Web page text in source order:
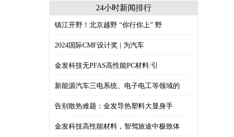
24小时新闻排行
镇江开野！北京越野 “你行你上” 野
2024国际CMF设计奖 | 为汽车
金发科技无PFAS高性能PC材料:引
新能源汽车三电系统、电子电工等领域的
告别散热难题：金发导热塑料大显身手
金发科技高性能材料，智驾旅途中极致体